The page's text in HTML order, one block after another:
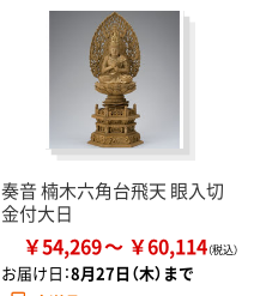
奏音 楠木六角台飛天 眼入切
金付大日
￥54,269 ￥60,114
お届け日：8月27日（木）まで